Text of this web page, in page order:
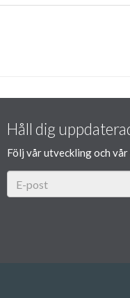
Håll dig
Följ vår utveckling och